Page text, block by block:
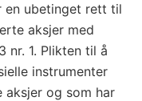
en ubetinget rett til
aksjer med
nr. 1. Plikten til å
instrumenter
og som har